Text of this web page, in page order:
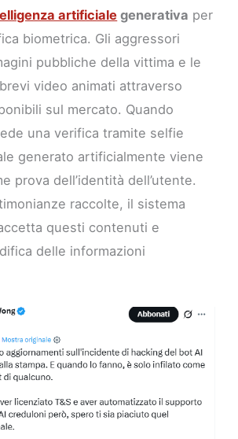
artificialegenerativa per
biometrica. Gli aggressori
pubbliche della vittima e le
video animati attraverso
sul mercato. Quando
una verifica tramite selfie
generato artificialmente viene
prova dell’identità dell’utente.
raccolte, il sistema
questi contenuti e
delle informazioni